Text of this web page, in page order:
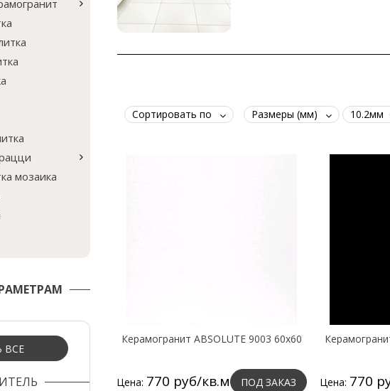
мозаика
ВСЕ
Сортировать по Размеры (мм) 10.2мм
Керамогранит ABSOLUTE 9003 60х60
Цена: 770 руб/кв.м ПОД ЗАКАЗ Цена: 770